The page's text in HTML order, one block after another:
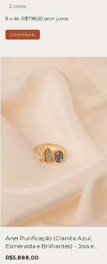
2 cores
8 x de R$798,50 sem juros
COMPRAR
Anel Purificação (Cianita Azul,
Esmeralda e Brilhantes) - Joia em
Ouro 18k
R$5.888,00